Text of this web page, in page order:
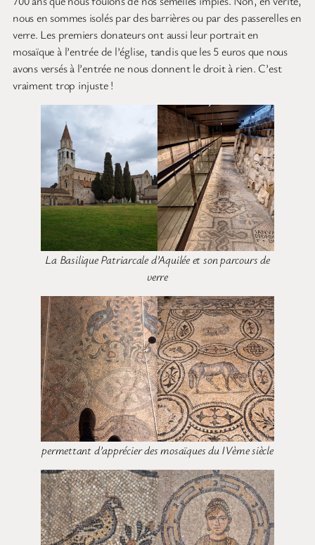
nous en sommes isolés par des barrières ou par des passerelles en
verre. Les premiers donateurs ont aussi leur portrait en
mosaïque à l’entrée de l’église, tandis que les 5 euros que nous
avons versés à l’entrée ne nous donnent le droit à rien. C’est
vraiment trop injuste !
La Basilique Patriarcale d’Aquilée et son parcours de
verre
permettant d’apprécier des mosaïques du IVème siècle